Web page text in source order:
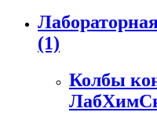
(1)
Колбы